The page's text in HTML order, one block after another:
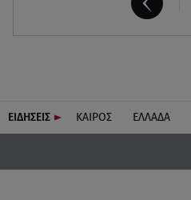
ΕΙΔΗΣΕΙΣ ΚΑΙΡΟΣ ΕΛΛΑΔΑ